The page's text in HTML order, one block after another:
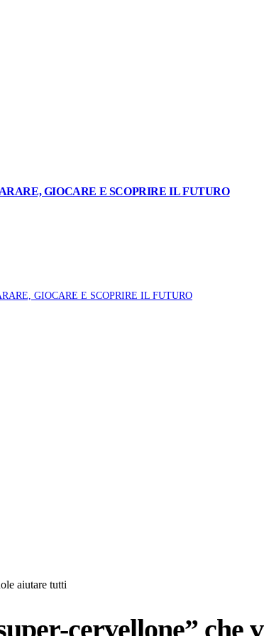
GIOCARE E SCOPRIRE IL FUTURO
GIOCARE E SCOPRIRE IL FUTURO
aiutare tutti
cervellone” che